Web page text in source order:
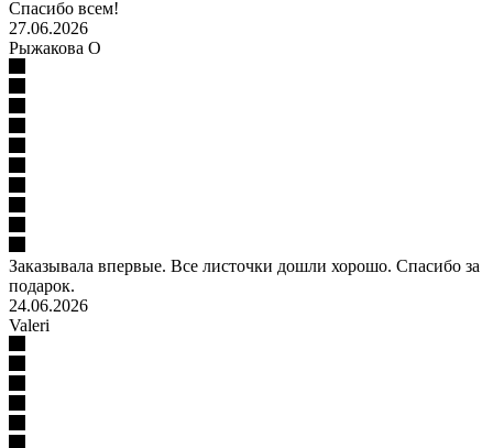
Спасибо всем!
27.06.2026
Рыжакова О
Заказывала впервые. Все листочки дошли хорошо. Спасибо за
подарок.
24.06.2026
Valeri